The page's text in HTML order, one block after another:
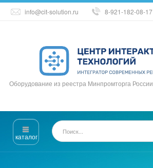
info@cit-solution.ru 8-921-182-08-17
Оборудование из реестра Минпромторга России
каталог